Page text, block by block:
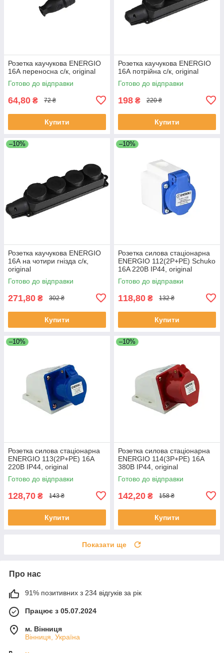
Розетка каучукова ENERGIO
16А переносна с/к, original
Готово до відправки
64,80 ₴ 72 ₴
Купити
Розетка каучукова ENERGIO
16А потрійна с/к, original
Готово до відправки
198 ₴ 220 ₴
Купити
–10%
Розетка каучукова ENERGIO
16А на чотири гнізда с/к,
original
Готово до відправки
271,80 ₴ 302 ₴
Купити
–10%
Розетка силова стаціонарна
ENERGIO 112(2P+PE) Schuko
16A 220В IP44, original
Готово до відправки
118,80 ₴ 132 ₴
Купити
–10%
Розетка силова стаціонарна
ENERGIO 113(2P+PE) 16A
220В IP44, original
Готово до відправки
128,70 ₴ 143 ₴
Купити
–10%
Розетка силова стаціонарна
ENERGIO 114(3P+PE) 16A
380В IP44, original
Готово до відправки
142,20 ₴ 158 ₴
Купити
Показати ще
Про нас
91% позитивних з 234 відгуків за рік
Працює з 05.07.2024
м. Вінниця
Вінниця, Україна